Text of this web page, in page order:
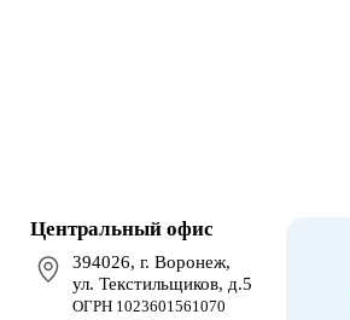
Центральный офис
394026, г. Воронеж,
ул. Текстильщиков, д.5
ОГРН 1023601561070